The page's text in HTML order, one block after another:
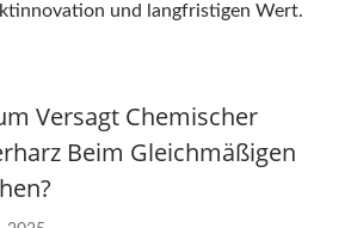
und langfristigen Wert.
Versagt Chemischer
Beim Gleichmäßigen